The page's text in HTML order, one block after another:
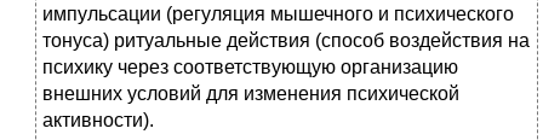
импульсации (регуляция мышечного и психического
тонуса) ритуальные действия (способ воздействия на
психику через соответствующую организацию
внешних условий для изменения психической
активности).